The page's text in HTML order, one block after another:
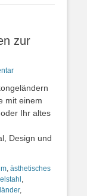
zur
mit einem
Ihr altes
Design und
, ästhetisches
,
,